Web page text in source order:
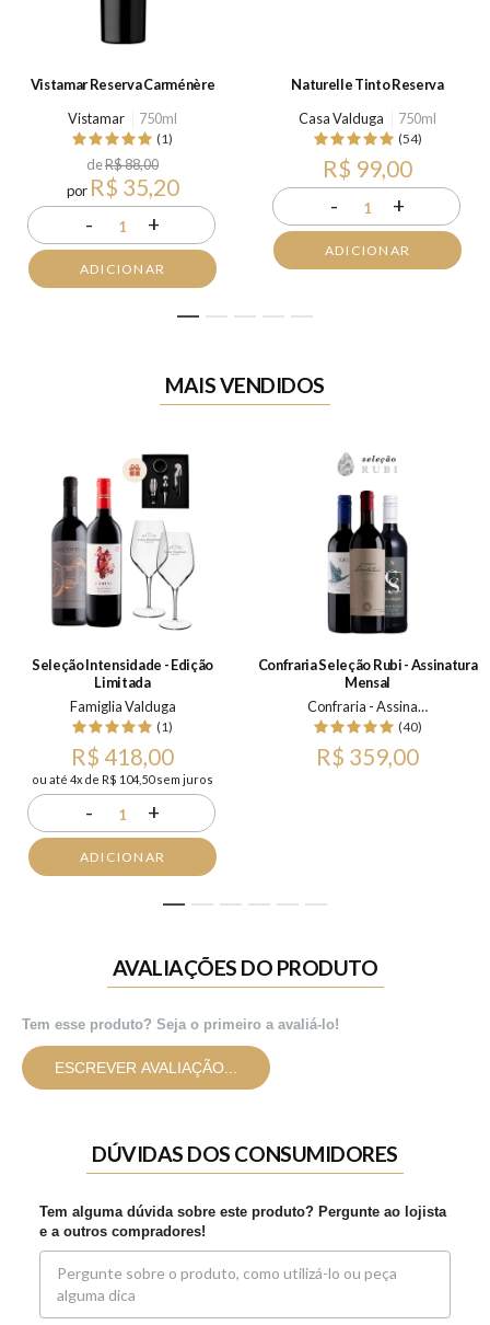
Vistamar Reserva Carménère
Vistamar
750ml
(1)
deR$ 88,00
por R$ 35,20
- 1 +
ADICIONAR
Naturelle Tinto Reserva
Casa Valduga
750ml
(54)
R$ 99,00
- 1 +
ADICIONAR
MAIS VENDIDOS
Seleção Intensidade - Edição
Limitada
Famiglia Valduga
(1)
R$ 418,00
ou até 4x de R$ 104,50 sem juros
- 1 +
ADICIONAR
Confraria Seleção Rubi - Assinatura
Mensal
Confraria - Assinatura Mensal
(40)
R$ 359,00
AVALIAÇÕES DO PRODUTO
Tem esse produto? Seja o primeiro a avaliá-lo!
ESCREVER AVALIAÇÃO...
DÚVIDAS DOS CONSUMIDORES
Tem alguma dúvida sobre este produto? Pergunte ao lojista
e a outros compradores!